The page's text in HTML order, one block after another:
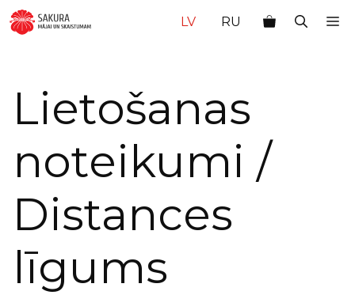
Doties
uz
LV RU
Lietošanas
noteikumi /
Distances
līgums